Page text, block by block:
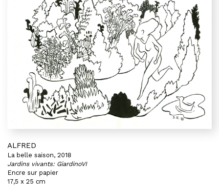
ALFRED
La belle saison, 2018
Jardins vivants: GiardinoVI
Encre sur papier
17,5 x 25 cm